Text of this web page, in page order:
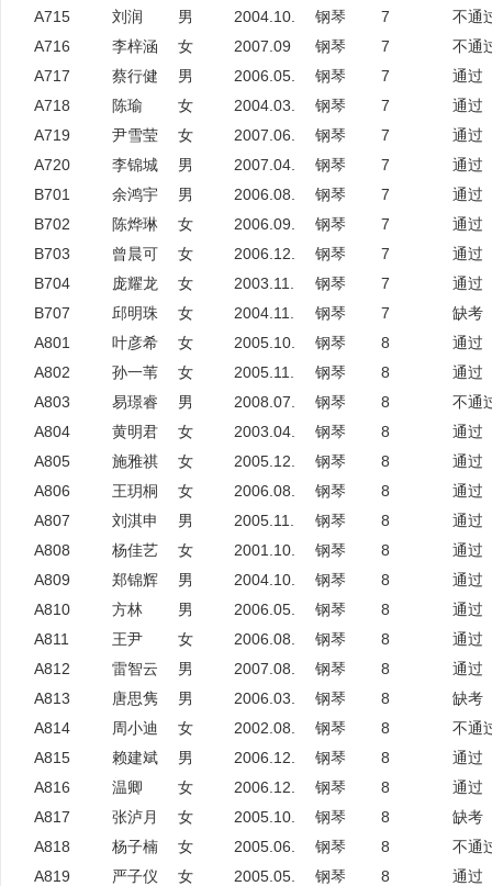
A715
刘润 男 2004.10. 钢琴 7
不通
A716
李梓涵 女 2007.09 钢琴 7
不通
A717
蔡行健 男 2006.05. 钢琴 7
通过
A718
陈瑜 女 2004.03. 钢琴 7
通过
A719
尹雪莹 女 2007.06. 钢琴 7
通过
A720
李锦城 男 2007.04. 钢琴 7
通过
B701
余鸿宇 男 2006.08. 钢琴 7
通过
B702
陈烨琳 女 2006.09. 钢琴 7
通过
B703
曾晨可 女 2006.12. 钢琴 7
通过
B704
庞耀龙 女 2003.11. 钢琴 7
通过
B707
邱明珠 女 2004.11. 钢琴 7
缺考
A801
叶彦希 女 2005.10. 钢琴 8
通过
A802
孙一苇 女 2005.11. 钢琴 8
通过
A803
易璟睿 男 2008.07. 钢琴 8
不通
A804
黄明君 女 2003.04. 钢琴 8
通过
A805
施雅祺 女 2005.12. 钢琴 8
通过
A806
王玥桐 女 2006.08. 钢琴 8
通过
A807
刘淇申 男 2005.11. 钢琴 8
通过
A808
杨佳艺 女 2001.10. 钢琴 8
通过
A809
郑锦辉 男 2004.10. 钢琴 8
通过
A810
方林 男 2006.05. 钢琴 8
通过
A811
王尹 女 2006.08. 钢琴 8
通过
A812
雷智云 男 2007.08. 钢琴 8
通过
A813
唐思隽 男 2006.03. 钢琴 8
缺考
A814
周小迪 女 2002.08. 钢琴 8
不通
A815
赖建斌 男 2006.12. 钢琴 8
通过
A816
温卿 女 2006.12. 钢琴 8
通过
A817
张泸月 女 2005.10. 钢琴 8
缺考
A818
杨子楠 女 2005.06. 钢琴 8
不通
A819
严子仪 女 2005.05. 钢琴 8
通过